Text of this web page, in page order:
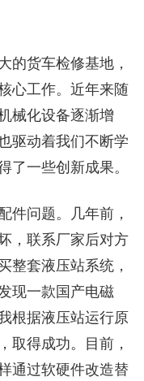
的货车检修基地，
心工作。近年来随
械化设备逐渐增
驱动着我们不断学
了一些创新成果。
件问题。几年前，
，联系厂家后对方
整套液压站系统，
现一款国产电磁
根据液压站运行原
取得成功。目前，
通过软硬件改造替